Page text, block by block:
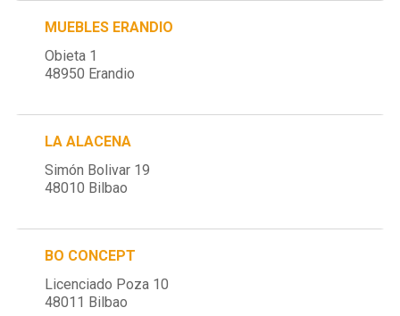
MUEBLES ERANDIO
Obieta 1
48950 Erandio
LA ALACENA
Simón Bolivar 19
48010 Bilbao
BO CONCEPT
Licenciado Poza 10
48011 Bilbao